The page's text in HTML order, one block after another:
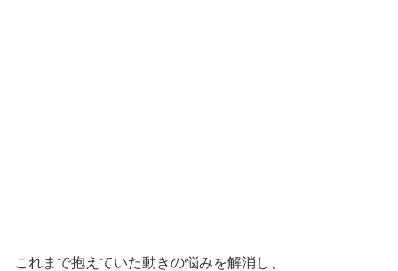
これまで抱えていた動きの悩みを解消し、